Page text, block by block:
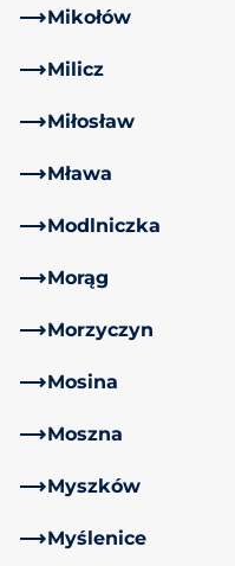
Mikołów
Milicz
Miłosław
Mława
Modlniczka
Morąg
Morzyczyn
Mosina
Moszna
Myszków
Myślenice